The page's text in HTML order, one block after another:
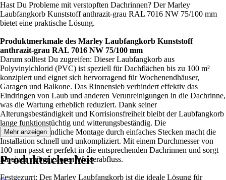
Hast Du Probleme mit verstopften Dachrinnen? Der Marley
Laubfangkorb Kunststoff anthrazit-grau RAL 7016 NW 75/100 mm
bietet eine praktische Lösung.
Produktmerkmale des Marley Laubfangkorb Kunststoff
anthrazit-grau RAL 7016 NW 75/100 mm
Darum solltest Du zugreifen: Dieser Laubfangkorb aus
Polyvinylchlorid (PVC) ist speziell für Dachflächen bis zu 100 m²
konzipiert und eignet sich hervorragend für Wochenendhäuser,
Garagen und Balkone. Das Rinnensieb verhindert effektiv das
Eindringen von Laub und anderen Verunreinigungen in die Dachrinne,
was die Wartung erheblich reduziert. Dank seiner
Alterungsbeständigkeit und Korrisionsfreiheit bleibt der Laubfangkorb
lange funktionstüchtig und witterungsbeständig. Die
heimwerkerfreundliche Montage durch einfaches Stecken macht die
Installation schnell und unkompliziert. Mit einem Durchmesser von
100 mm passt er perfekt in die entsprechenden Dachrinnen und sorgt
für einen reibungslosen Wasserabfluss.
Festgezurrt: Der Marley Laubfangkorb ist die ideale Lösung für
Mehr anzeigen
Produktsicherheit